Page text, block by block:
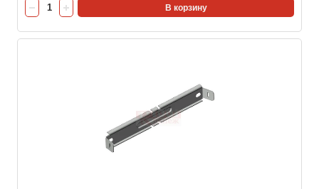
В корзину